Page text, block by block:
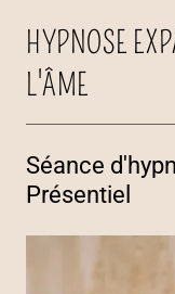
HYPNOSE
L'ÂME
Séance
Présentiel